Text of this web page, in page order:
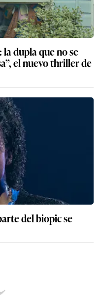
dupla que no se
el nuevo thriller de
del biopic se